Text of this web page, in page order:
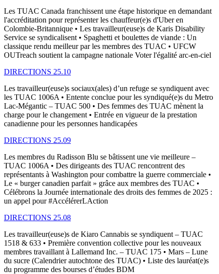
Les TUAC Canada franchissent une étape historique en demandant
l'accréditation pour représenter les chauffeur(e)s d'Uber en
Colombie-Britannique • Les travailleur(euse)s de Karis Disability
Service se syndicalisent • Spaghetti et boulettes de viande : Un
classique rendu meilleur par les membres des TUAC • UFCW
OUTreach soutient la campagne nationale Voter l'égalité arc-en-ciel
DIRECTIONS 25.10
Les travailleur(euse)s sociaux(ales) d’un refuge se syndiquent avec
les TUAC 1006A • Entente conclue pour les syndiqué(e)s du Metro
Lac-Mégantic – TUAC 500 • Des femmes des TUAC mènent la
charge pour le changement • Entrée en vigueur de la prestation
canadienne pour les personnes handicapées
DIRECTIONS 25.09
Les membres du Radisson Blu se bâtissent une vie meilleure –
TUAC 1006A • Des dirigeants des TUAC rencontrent des
représentants à Washington pour combattre la guerre commerciale •
Le « burger canadien parfait » grâce aux membres des TUAC •
Célébrons la Journée internationale des droits des femmes de 2025 :
un appel pour #AccélérerLAction
DIRECTIONS 25.08
Les travailleur(euse)s de Kiaro Cannabis se syndiquent – TUAC
1518 & 633 • Première convention collective pour les nouveaux
membres travaillant à Lallemand Inc. – TUAC 175 • Mars – Lune
du sucre (Calendrier autochtone des TUAC) • Liste des lauréat(e)s
du programme des bourses d’études BDM